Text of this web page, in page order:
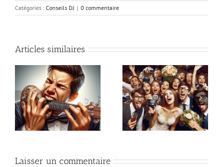
Catégories : Conseils DJ | 0 commentaire
Articles similaires
Mariage et karaoké :
bonne ou mauvaise
idée ?
Les alternatives
originales aux
traditionnels discours
de mariage
Laisser un commentaire